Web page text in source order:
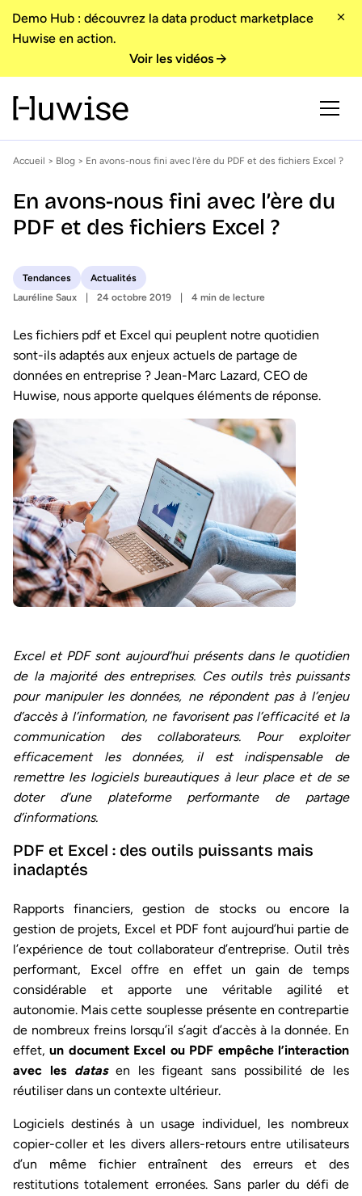
Demo Hub : découvrez la data product marketplace
Huwise en action.
Voir les vidéos
Accueil > Blog > En avons-nous fini avec l’ère du PDF et des fichiers Excel ?
En avons-nous fini avec l’ère du
PDF et des fichiers Excel ?
Tendances
Actualités
Lauréline Saux
24 octobre 2019 4 min de lecture
Les fichiers pdf et Excel qui peuplent notre quotidien
sont-ils adaptés aux enjeux actuels de partage de
données en entreprise ? Jean-Marc Lazard, CEO de
Huwise, nous apporte quelques éléments de réponse.
Excel et PDF sont aujourd’hui présents dans le quotidien
de la majorité des entreprises. Ces outils très puissants
pour manipuler les données, ne répondent pas à l’enjeu
d’accès à l’information, ne favorisent pas l’efficacité et la
communication des collaborateurs. Pour exploiter
efficacement les données, il est indispensable de
remettre les logiciels bureautiques à leur place et de se
doter d’une plateforme performante de partage
d’informations.
PDF et Excel : des outils puissants mais
inadaptés
Rapports financiers, gestion de stocks ou encore la
gestion de projets, Excel et PDF font aujourd’hui partie de
l’expérience de tout collaborateur d’entreprise. Outil très
performant, Excel offre en effet un gain de temps
considérable et apporte une véritable agilité et
autonomie. Mais cette souplesse présente en contrepartie
de nombreux freins lorsqu’il s’agit d’accès à la donnée. En
effet,un document Excel ou PDF empêche l’interaction
avec les datasen les figeant sans possibilité de les
réutiliser dans un contexte ultérieur.
Logiciels destinés à un usage individuel, les nombreux
copier-coller et les divers allers-retours entre utilisateurs
d’un même fichier entraînent des erreurs et des
restitutions totalement erronées. Sans parler du défi de